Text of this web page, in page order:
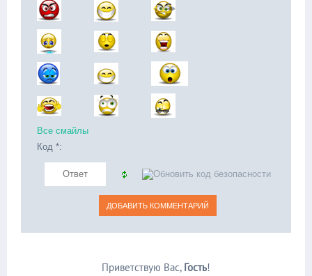
Все смайлы
Код *:
Приветствую Вас, Гость!